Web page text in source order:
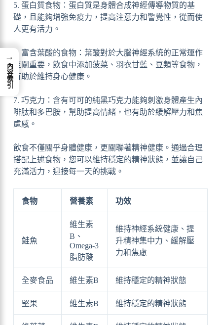
5. 蛋白質食物：蛋白質是身體合成神經傳導物質的基
礎，且能夠增強免疫力，提高注意力和警覺性，從而使
人更有活力。
6. 富含葉酸的食物：葉酸對於大腦神經系統的正常運作
至關重要，飲食中添加菠菜、羽衣甘藍、豆類等食物，
有助於維持身心健康。
7. 巧克力：含有可可的純黑巧克力能夠刺激身體產生內
啡肽和多巴胺，幫助提高情緒，也有助於緩解壓力和焦
慮感。
飲食不僅關乎身體健康，更關聯著精神健康。通過合理
搭配上述食物，您可以維持穩定的精神狀態，並讓自己
充滿活力，迎接每一天的挑戰。
食物 營養素 功效
鮭魚
維生素
B、
Omega-3
脂肪酸
維持神經系統健康、提
升精神集中力、緩解壓
力和焦慮
全麥食品 維生素B 維持穩定的精神狀態
堅果 維生素B 維持穩定的精神狀態
→
內容索引